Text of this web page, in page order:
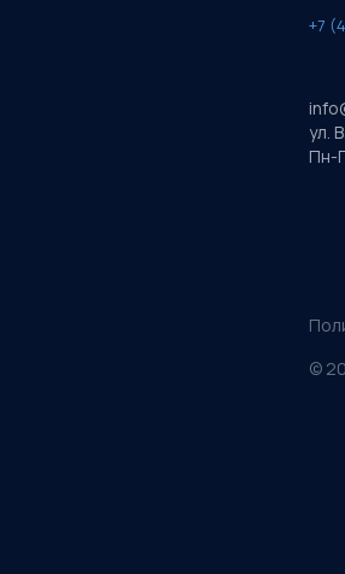
+7
ул.
Пн-
©